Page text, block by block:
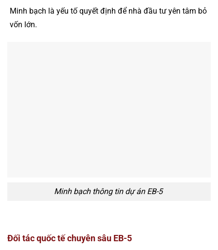
Minh bạch là yếu tố quyết định để nhà đầu tư yên tâm bỏ
vốn lớn.
Minh bạch thông tin dự án EB-5
Đối tác quốc tế chuyên sâu EB-5